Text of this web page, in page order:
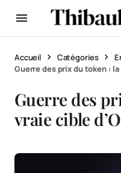
Accueil Catégories
Guerre des prix du token :
Guerre des
vraie cible